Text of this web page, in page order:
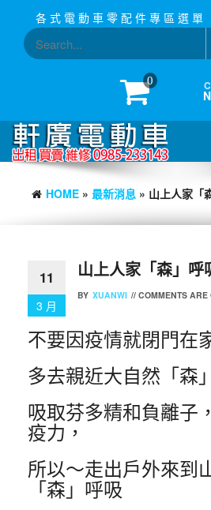
content
各 式 電 動 車 零 配 件 專 區 選 單
0
HOME » 最新消息 » 山上人家「
11
3 月
山上人家「森」呼
BY XUANWI // COMMENTS ARE
不要因疫情就閉門在
多去親近大自然「森
吸取芬多精和負離子
疫力，
所以～走出戶外來到
「森」呼吸